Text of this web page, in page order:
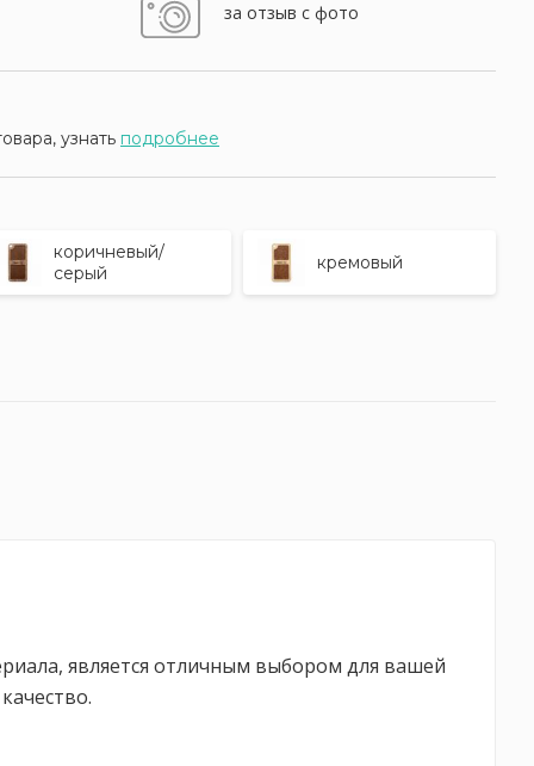
за отзыв с фото
узнать подробнее
коричневый/
серый
кремовый
является отличным выбором для вашей